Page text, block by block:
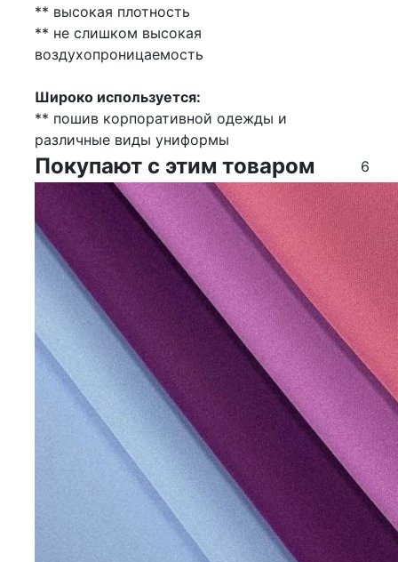
** высокая плотность
** не слишком высокая
воздухопроницаемость
Широко используется:
** пошив корпоративной одежды и
различные виды униформы
Покупают с этим товаром 6